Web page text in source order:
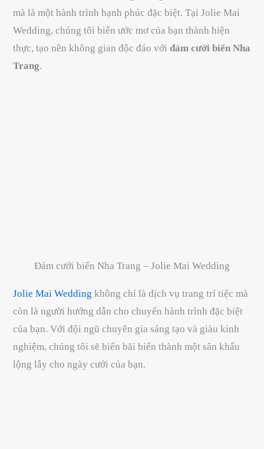
mà là một hành trình hạnh phúc đặc biệt. Tại Jolie Mai
Wedding, chúng tôi biến ước mơ của bạn thành hiện
thực, tạo nên không gian độc đáo vớiđám cưới biển Nha
Trang.
Đám cưới biển Nha Trang – Jolie Mai Wedding
Jolie Mai Wedding không chỉ là dịch vụ trang trí tiệc mà
còn là người hướng dẫn cho chuyến hành trình đặc biệt
của bạn. Với đội ngũ chuyên gia sáng tạo và giàu kinh
nghiệm, chúng tôi sẽ biến bãi biển thành một sân khấu
lộng lẫy cho ngày cưới của bạn.